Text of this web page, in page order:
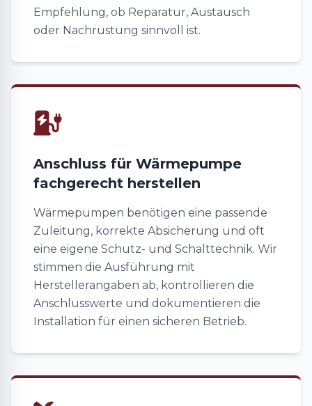
Empfehlung, ob Reparatur, Austausch
oder Nachrüstung sinnvoll ist.
Anschluss für Wärmepumpe
fachgerecht herstellen
Wärmepumpen benötigen eine passende
Zuleitung, korrekte Absicherung und oft
eine eigene Schutz- und Schalttechnik. Wir
stimmen die Ausführung mit
Herstellerangaben ab, kontrollieren die
Anschlusswerte und dokumentieren die
Installation für einen sicheren Betrieb.